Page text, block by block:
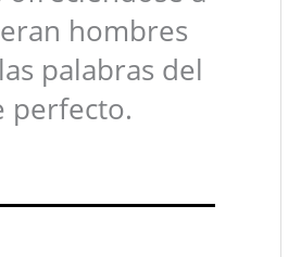
hombres
palabras del
perfecto.